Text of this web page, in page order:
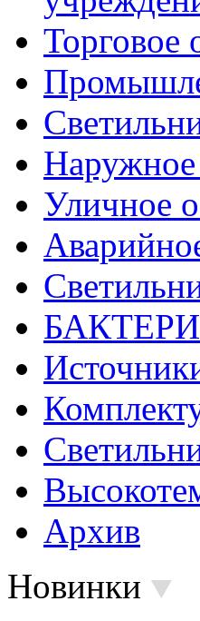
Торговое
Уличное
Архив
Новинки